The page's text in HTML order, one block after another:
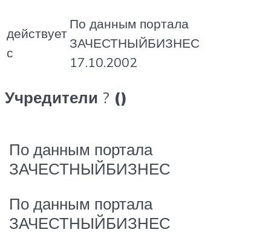
действует
с
По данным портала
ЗАЧЕСТНЫЙБИЗНЕС
17.10.2002
Учредители ? ()
По данным портала
ЗАЧЕСТНЫЙБИЗНЕС
По данным портала
ЗАЧЕСТНЫЙБИЗНЕС